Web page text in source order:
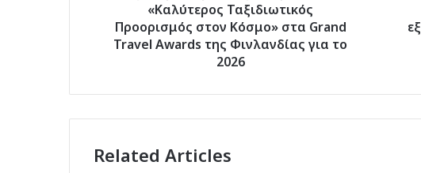
Grand
Travel
το
«Καλύτερος Ταξιδιωτικός
Προορισμός στον Κόσμο» στα Grand
Travel Awards της Φινλανδίας για το
2026
Related Articles